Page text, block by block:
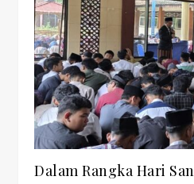
Dalam Rangka Hari